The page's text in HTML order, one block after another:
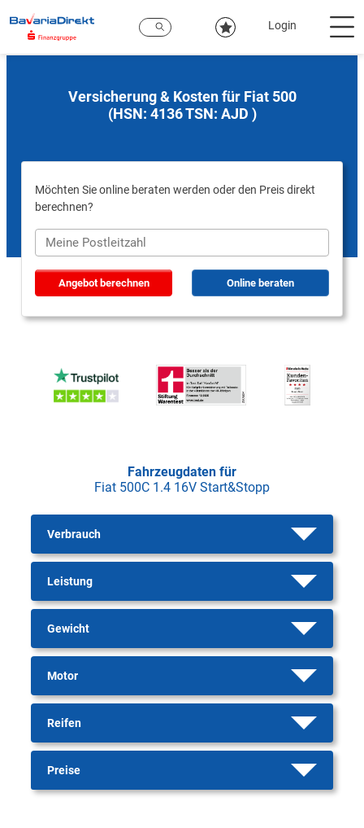
Hauptinhalt
Login
Versicherung & Kosten für Fiat 500
(HSN: 4136 TSN: AJD )
Möchten Sie online beraten werden oder den Preis direkt
berechnen?
Angebot berechnen Online beraten
Fahrzeugdaten für
Fiat 500C 1.4 16V Start&Stopp
Verbrauch
Leistung
Gewicht
Motor
Reifen
Preise